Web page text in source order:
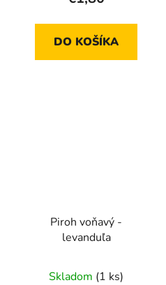
DO KOŠÍKA
Piroh voňavý -
levanduľa
Skladom (1 ks)